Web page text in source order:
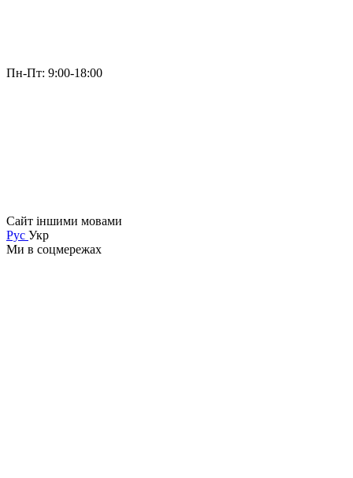
Пн-Пт: 9:00-18:00
Сайт іншими мовами
Рус Укр
Ми в соцмережах